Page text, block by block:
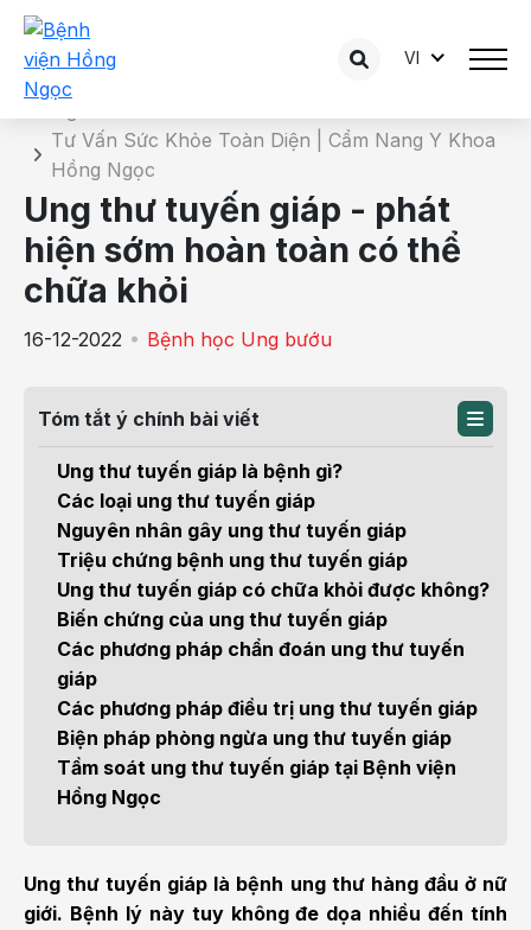
VI
Chi tiết bài tư vấn
Tư Vấn Sức Khỏe Toàn Diện | Cẩm Nang Y Khoa
Hồng Ngọc
Ung thư tuyến giáp - phát
hiện sớm hoàn toàn có thể
chữa khỏi
16-12-2022 Bệnh học Ung bướu
Tóm tắt ý chính bài viết
Ung thư tuyến giáp là bệnh gì?
Các loại ung thư tuyến giáp
Nguyên nhân gây ung thư tuyến giáp
Triệu chứng bệnh ung thư tuyến giáp
Ung thư tuyến giáp có chữa khỏi được không?
Biến chứng của ung thư tuyến giáp
Các phương pháp chẩn đoán ung thư tuyến
giáp
Các phương pháp điều trị ung thư tuyến giáp
Biện pháp phòng ngừa ung thư tuyến giáp
Tầm soát ung thư tuyến giáp tại Bệnh viện
Hồng Ngọc
Ung thư tuyến giáp là bệnh ung thư hàng đầu ở nữ
giới. Bệnh lý này tuy không đe dọa nhiều đến tính